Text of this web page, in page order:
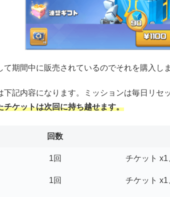
期間中に販売されているのでそれを購入しま
下記内容になります。ミッションは毎日リセ
チケットは次回に持ち越せます。
回数
1回 チケット
1回 チケット